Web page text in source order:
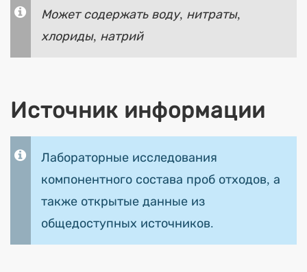
Может содержать воду, нитраты,
хлориды, натрий
Источник информации
Лабораторные исследования
компонентного состава проб отходов, а
также открытые данные из
общедоступных источников.